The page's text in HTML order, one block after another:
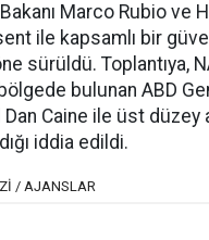
Marco Rubio ve
ile kapsamlı bir
sürüldü. Toplantıya,
bulunan ABD
Dan Caine ile üst düzey
iddia edildi.
/ AJANSLAR